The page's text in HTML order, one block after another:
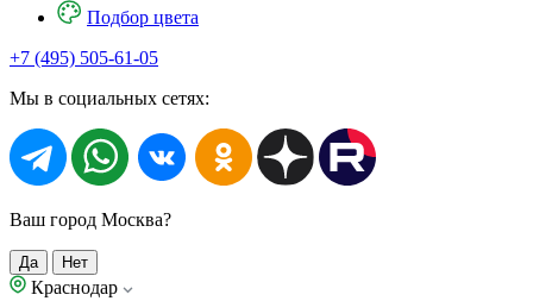
Подбор цвета
+7 (495) 505-61-05
Мы в социальных сетях:
Ваш город Москва?
Да Нет
Краснодар